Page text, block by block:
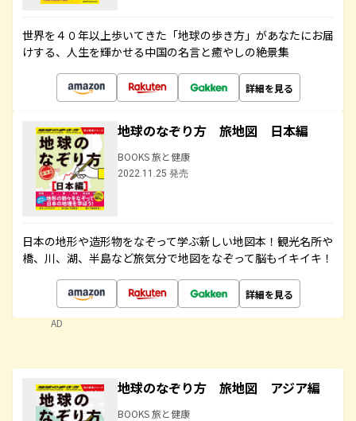
世界を４０年以上歩いてきた「地球の歩き方」があなたにお届
けする、人生を輝かせる中国の名言と癒やしの絶景集
詳細を見る
地球のなぞり方 旅地図 日本編
BOOKS 旅と健康
2022.11.25 発売
日本の地形や造形物をなぞって学ぶ新しい地図本！観光名所や
橋、川、湖、半島など旅気分で地図をなぞって脳もイキイキ！
詳細を見る
AD
地球のなぞり方 旅地図 アジア編
BOOKS 旅と健康